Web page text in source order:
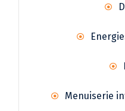
Menuiserie